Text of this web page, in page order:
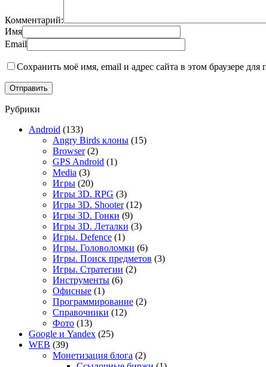
Комментарий:
Имя
Email
Сохранить моё имя, email и адрес сайта в этом браузере
Рубрики
Android (133)
Angry Birds клоны (15)
Browser(2)
GPS Android (1)
Media (3)
Игры (20)
Игры 3D. RPG (3)
Игры 3D. Shooter(12)
Игры 3D. Гонки (9)
Игры 3D. Леталки (3)
Игры. Defence (1)
Игры. Головоломки (6)
Игры. Поиск предметов (3)
Игры. Стратегии (2)
Инструменты (6)
Офисные (1)
Программирование (2)
Справочники (12)
Фото (13)
Google и Yandex (25)
WEB (39)
Монетизация блога (2)